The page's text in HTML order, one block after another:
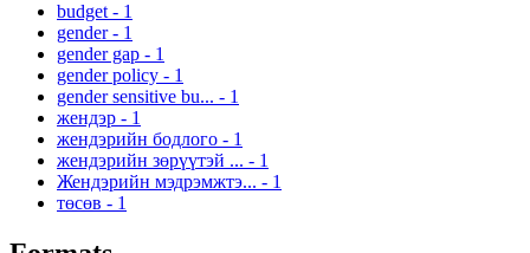
budget - 1
gender - 1
gender gap - 1
gender policy - 1
gender sensitive bu... - 1
жендэр - 1
жендэрийн бодлого - 1
жендэрийн зөрүүтэй ... - 1
Жендэрийн мэдрэмжтэ... - 1
төсөв - 1